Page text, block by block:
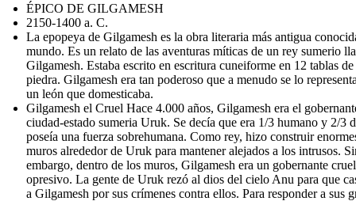
ÉPICO DE GILGAMESH
2150-1400 a. C.
La epopeya de Gilgamesh es la obra literaria más antigua
mundo. Es un relato de las aventuras míticas de un rey sumerio
Gilgamesh. Estaba escrito en escritura cuneiforme en 12 tablas de
piedra. Gilgamesh era tan poderoso que a menudo se lo
un león que domesticaba.
Gilgamesh el Cruel Hace 4.000 años, Gilgamesh era el
ciudad-estado sumeria Uruk. Se decía que era 1/3 humano y 2/3
poseía una fuerza sobrehumana. Como rey, hizo construir
muros alrededor de Uruk para mantener alejados a los intrusos.
embargo, dentro de los muros, Gilgamesh era un gobernante
opresivo. La gente de Uruk rezó al dios del cielo Anu para que
a Gilgamesh por sus crímenes contra ellos. Para responder a sus